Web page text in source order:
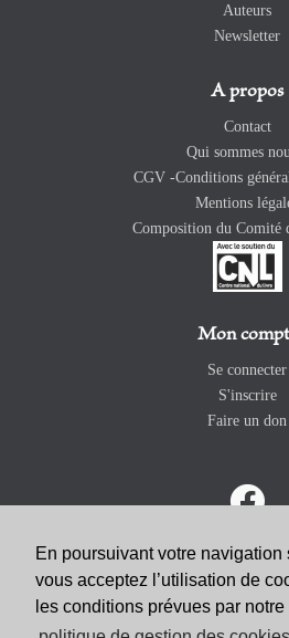
En poursuivant votre navigation
vous acceptez l’utilisation de
les conditions prévues par notre
Auteurs
Newsletter
A propos
Contact
Qui sommes
CGV -Conditions
Mentions
Composition du Comité
Mon
Se connecter
S'inscrire
Faire un don
ABONNEZ-